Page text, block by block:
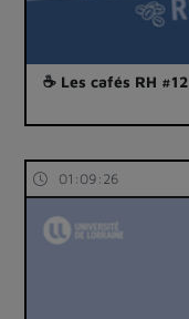
☕ Les cafés RH #12
01:09:26